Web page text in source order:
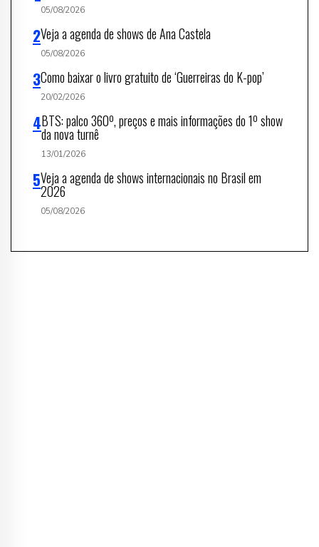
05/08/2026
Veja a agenda de shows de Ana Castela
05/08/2026
Como baixar o livro gratuito de ‘Guerreiras do K-pop’
20/02/2026
BTS: palco 360º, preços e mais informações do 1º show
da nova turnê
13/01/2026
Veja a agenda de shows internacionais no Brasil em
2026
05/08/2026